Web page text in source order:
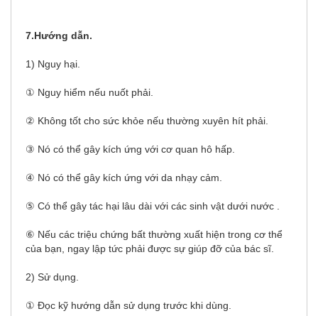
7.Hướng dẫn.
1) Nguy hại.
① Nguy hiểm nếu nuốt phải.
② Không tốt cho sức khỏe nếu thường xuyên hít phải.
③ Nó có thể gây kích ứng với cơ quan hô hấp.
④ Nó có thể gây kích ứng với da nhạy cảm.
⑤ Có thể gây tác hại lâu dài với các sinh vật dưới nước .
⑥ Nếu các triệu chứng bất thường xuất hiện trong cơ thể
của bạn, ngay lập tức phải được sự giúp đỡ của bác sĩ.
2) Sử dụng.
① Đọc kỹ hướng dẫn sử dụng trước khi dùng.